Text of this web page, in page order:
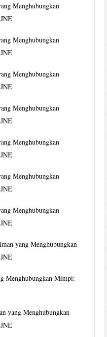
Menghubungkan
Menghubungkan
Menghubungkan
Menghubungkan
Menghubungkan
Menghubungkan
Menghubungkan
yang Menghubungkan
Menghubungkan Mimpi:
yang Menghubungkan